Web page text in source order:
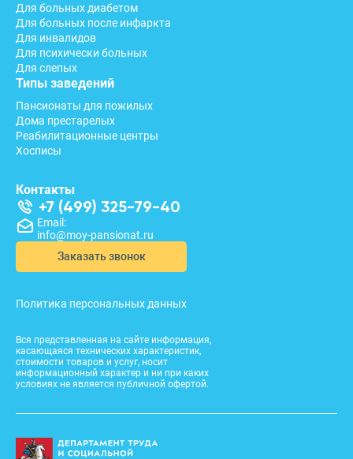
Вся представленная на сайте информация,
касающаяся технических характеристик,
стоимости товаров и услуг, носит
информационный характер и ни при каких
условиях не является публичной офертой.
Для больных диабетом
Для больных после инфаркта
Для инвалидов
Для психически больных
Для слепых
Типы заведений
Пансионаты для пожилых
Дома престарелых
Реабилитационные центры
Хосписы
Контакты
+7 (499) 325-79-40
Email:
info@moy-pansionat.ru
Заказать звонок
Политика персональных данных